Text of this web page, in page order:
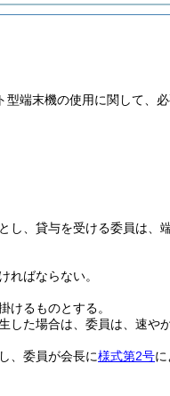
型端末機の使用に関して、
し、貸与を受ける委員は、
ればならない。
けるものとする。
た場合は、委員は、速や
、委員が会長に様式第2号